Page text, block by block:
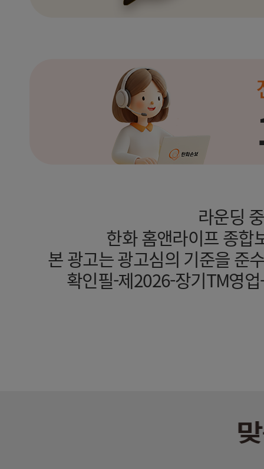
라운딩
한화 홈앤라이프 종합
본 광고는 광고심의 기준을 준
확인필-제2026-장기TM영